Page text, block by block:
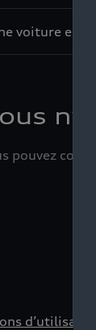
voiture en
pouvez
d’utilisation